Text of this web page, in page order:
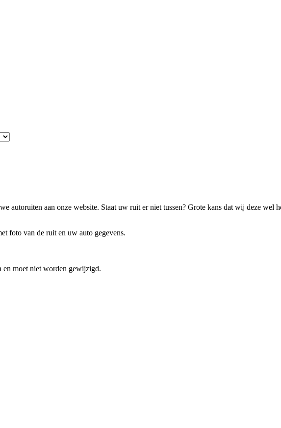
autoruiten aan onze website. Staat uw ruit er niet tussen? Grote kans dat wij deze
foto van de ruit en uw auto gegevens.
moet niet worden gewijzigd.